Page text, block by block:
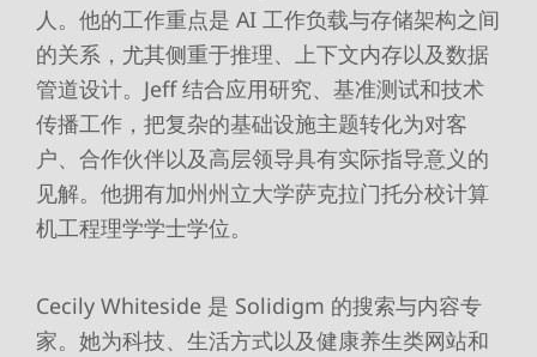
人。他的工作重点是 AI 工作负载与存储架构之间
的关系，尤其侧重于推理、上下文内存以及数据
管道设计。Jeff 结合应用研究、基准测试和技术
传播工作，把复杂的基础设施主题转化为对客
户、合作伙伴以及高层领导具有实际指导意义的
见解。他拥有加州州立大学萨克拉门托分校计算
机工程理学学士学位。
Cecily Whiteside 是 Solidigm 的搜索与内容专
家。她为科技、生活方式以及健康养生类网站和